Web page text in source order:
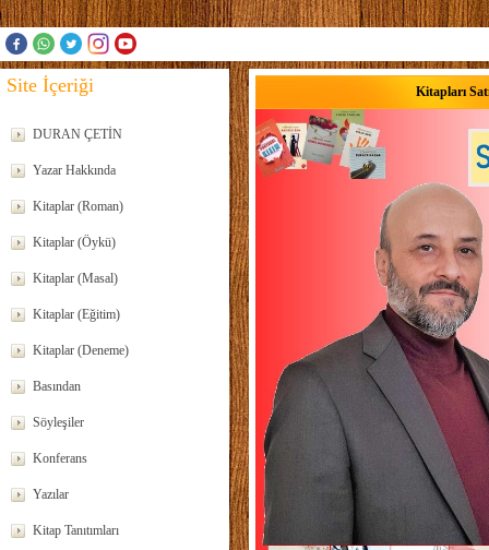
Site İçeriği
DURAN ÇETİN
Yazar Hakkında
Kitaplar (Roman)
Kitaplar (Öykü)
Kitaplar (Masal)
Kitaplar (Eğitim)
Kitaplar (Deneme)
Basından
Söyleşiler
Konferans
Yazılar
Kitap Tanıtımları
Kitapları